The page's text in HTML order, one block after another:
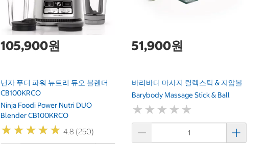
105,900원
닌자 푸디 파워 뉴트리 듀오 블렌더
CB100KRCO
Ninja Foodi Power Nutri DUO
Blender CB100KRCO
★★★★★
★★★★★ 4.8 (250)
51,900원
바리바디 마사지 릴렉스틱 & 지압볼
Barybody Massage Stick & Ball
★ ★ ★ ★ ★
★ ★ ★ ★ ★